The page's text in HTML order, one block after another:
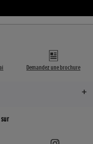
Demandez une brochure